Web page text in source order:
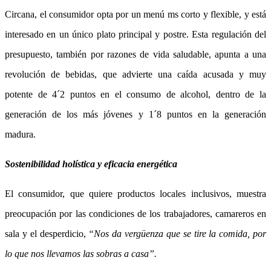
Circana, el consumidor opta por un menú ms corto y flexible, y está
interesado en un único plato principal y postre. Esta regulación del
presupuesto, también por razones de vida saludable,apunta a una
revolución de bebidas, que advierte una caída acusada y muy
potente de 4´2 puntos en el consumo de alcohol, dentro de la
generación de los más jóvenes y 1´8 puntos en la generación
madura.
Sostenibilidad holística y eficacia energética
El consumidor, que quiere productos locales inclusivos, muestra
preocupación por las condiciones de los trabajadores, camareros en
sala y el desperdicio, “Nos da vergüenza que se tire la comida, por
lo que nos llevamos las sobras a casa”.